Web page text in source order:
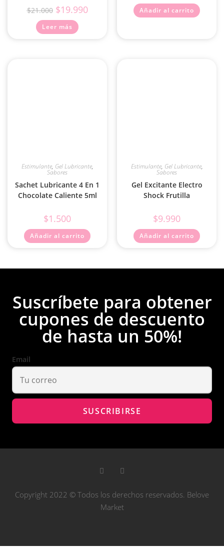
$21.000 $19.990
Leer más
Añadir al carrito
Estimulante, Gel Lubricante,
Sabores
Sachet Lubricante 4 En 1
Chocolate Caliente 5ml
$1.500
Añadir al carrito
Estimulante, Gel Lubricante,
Sabores
Gel Excitante Electro
Shock Frutilla
$9.990
Añadir al carrito
Suscríbete para obtener
cupones de descuento
de hasta un 50%!
Email
Copyright 2022 © Todos los derechos reservados. Belove
Market